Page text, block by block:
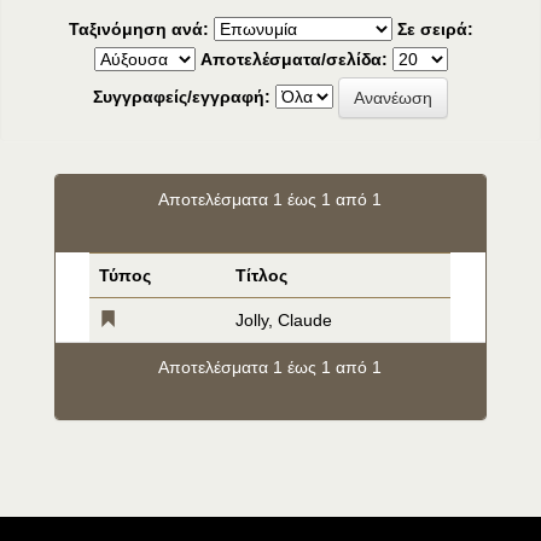
Ταξινόμηση ανά:
Σε σειρά:
Αποτελέσματα/σελίδα:
Συγγραφείς/εγγραφή:
Αποτελέσματα 1 έως 1 από 1
Τύπος Τίτλος
Jolly, Claude
Αποτελέσματα 1 έως 1 από 1